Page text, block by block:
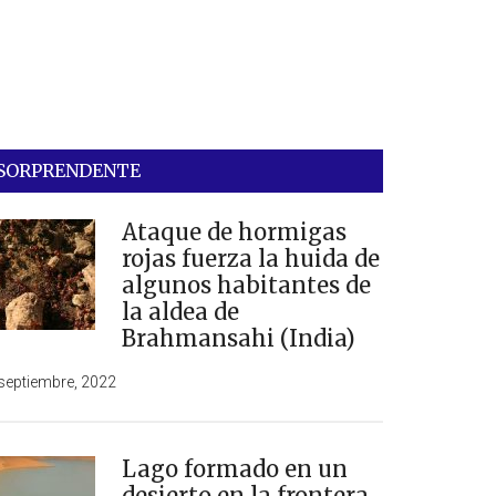
Ataque de hormigas
rojas fuerza la huida de
algunos habitantes de
la aldea de
Brahmansahi (India)
2022
Lago formado en un